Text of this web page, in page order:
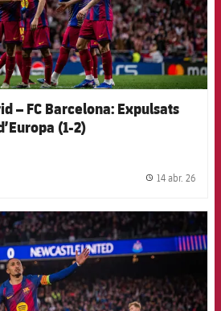
– FC Barcelona: Expulsats
(1-2)
14 abr. 26
FCB Barcelona badge